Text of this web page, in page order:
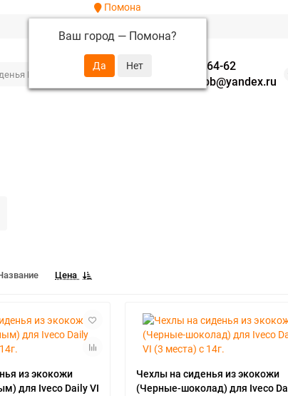
Помона
Ваш город — Помона?
+7 (952) 288-64-62
autofavorit-spb@yandex.ru
Цена
из экокожи
для Iveco Daily VI
Чехлы на сиденья из экокожи
(Черные-шоколад) для Iveco